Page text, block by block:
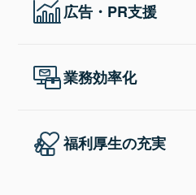
広告・PR支援
業務効率化
福利厚生の充実